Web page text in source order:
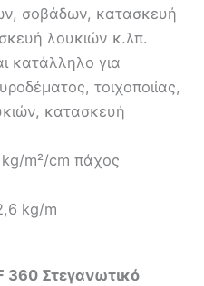
σοβάδων, κατασκευή
λουκιών κ.λπ.
κατάλληλο για
τοιχοποιίας,
κατασκευή
m²/cm πάχος
kg/m
360 Στεγανωτικό